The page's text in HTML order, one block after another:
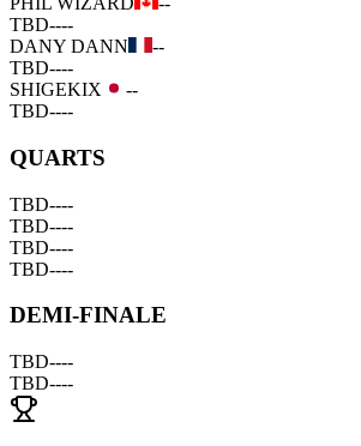
TBD----
DANY DANN
--
TBD----
SHIGEKIX
--
TBD----
QUARTS
TBD----
TBD----
TBD----
TBD----
DEMI-FINALE
TBD----
TBD----